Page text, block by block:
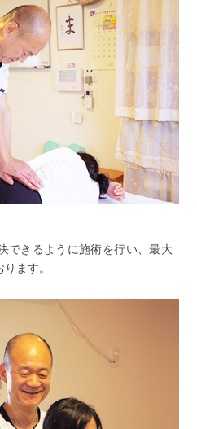
できるように施術を行い、最大
ます。